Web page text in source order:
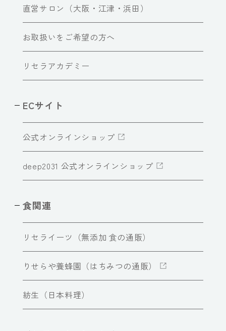
直営サロン（大阪・江津・浜田）
お取扱いをご希望の方へ
リセラアカデミー
ECサイト
公式オンラインショップ
deep2031 公式オンラインショップ
食関連
リセライーツ（無添加 食の通販）
りせらや養蜂園（はちみつの通販）
紡生（日本料理）